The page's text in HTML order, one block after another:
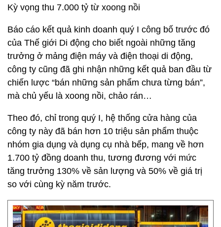
Kỳ vọng thu 7.000 tỷ từ xoong nồi
Báo cáo kết quả kinh doanh quý I công bố trước đó
của Thế giới Di động cho biết ngoài những tăng
trưởng ở mảng điện máy và điện thoại di động,
công ty cũng đã ghi nhận những kết quả ban đầu từ
chiến lược “bán những sản phẩm chưa từng bán”,
mà chủ yếu là xoong nồi, chảo rán…
Theo đó, chỉ trong quý I, hệ thống cửa hàng của
công ty này đã bán hơn 10 triệu sản phẩm thuộc
nhóm gia dụng và dụng cụ nhà bếp, mang về hơn
1.700 tỷ đồng doanh thu, tương đương với mức
tăng trưởng 130% về sản lượng và 50% về giá trị
so với cùng kỳ năm trước.